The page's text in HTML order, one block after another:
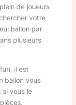
de joueurs
votre
ballon par
plusieurs
il est
ballon vous
si vous le